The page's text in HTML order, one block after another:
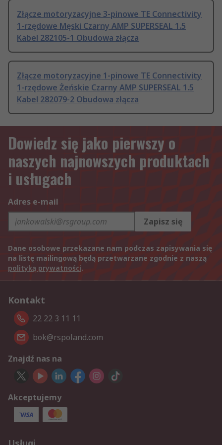
Złącze motoryzacyjne 3-pinowe TE Connectivity
1-rzędowe Męski Czarny AMP SUPERSEAL 1.5
Kabel 282105-1 Obudowa złącza
Złącze motoryzacyjne 1-pinowe TE Connectivity
1-rzędowe Żeńskie Czarny AMP SUPERSEAL 1.5
Kabel 282079-2 Obudowa złącza
Dowiedz się jako pierwszy o
naszych najnowszych produktach
i usługach
Adres e-mail
Zapisz się
Dane osobowe przekazane nam podczas zapisywania się
na listę mailingową będą przetwarzane zgodnie z naszą
polityką prywatności.
Kontakt
22 22 3 11 11
bok@rspoland.com
Znajdź nas na
Akceptujemy